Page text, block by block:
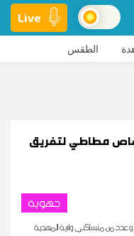
Live
الطقس
مطاطي لتفريق
جهوية
من متساكني ولاية المهدية